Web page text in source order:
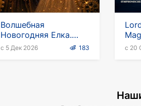
Волшебная
Новогодняя Елка.
Щелкунчик – Время
с 5 Дек 2026 183 с 20